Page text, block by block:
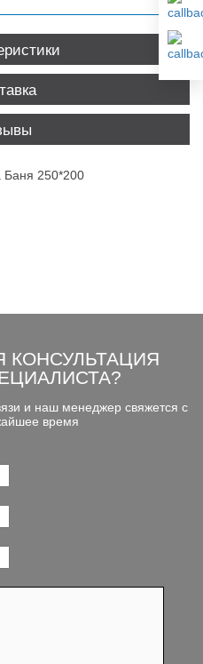
Баня 250*200
КОНСУЛЬТАЦИЯ
и наш менеджер свяжется с
время